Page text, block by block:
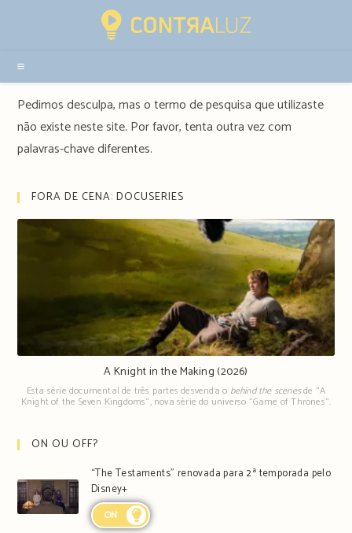
sidebar
Pedimos desculpa, mas o termo de pesquisa que utilizaste
não existe neste site. Por favor, tenta outra vez com
palavras-chave diferentes.
FORA DE CENA: DOCUSERIES
A Knight in the Making (2026)
Esta série documental de três partes desvenda o behind the scenesde "A
Knight of the Seven Kingdoms", nova série do universo "Game of Thrones".
ON OU OFF?
“The Testaments” renovada para 2ª temporada pelo
Disney+
ON